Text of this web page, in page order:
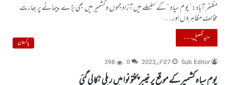
مظفر آباد:” یوم سیاہ “ کے سلسلے میں آزاد جموں وکشمیر میں بھی بڑے پیمانے پر بھارت
مخالف مظاہروں اور…
مزید تفصیل۔۔۔
پاکستان
Sub Editor
27 اکتوبر, 2023 0
398
یوم سیاہ کشمیر کے موقع پر خیبر پختونوا میں ریلی نکالی گئی